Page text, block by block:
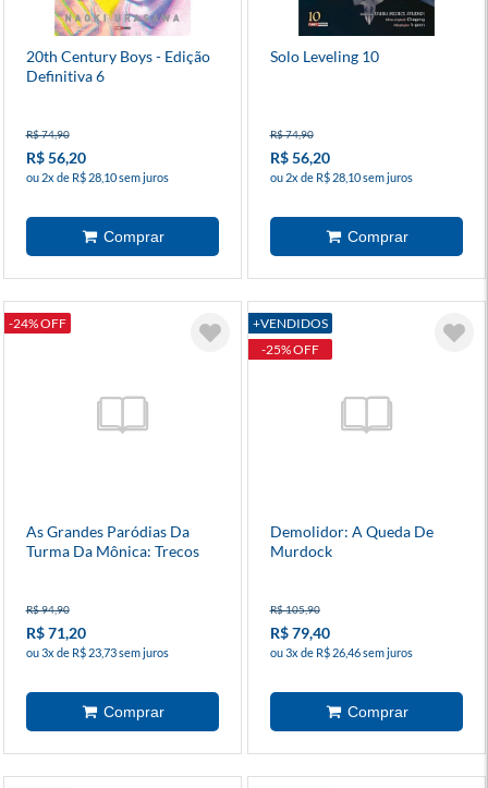
20th Century Boys - Edição
Definitiva 6
R$ 74,90
R$ 56,20
ou 2x de R$ 28,10 sem juros
Solo Leveling 10
R$ 74,90
R$ 56,20
ou 2x de R$ 28,10 sem juros
-24% OFF
As Grandes Paródias Da
Turma Da Mônica: Trecos
R$ 94,90
R$ 71,20
ou 3x de R$ 23,73 sem juros
+VENDIDOS
-25% OFF
Demolidor: A Queda De
Murdock
R$ 105,90
R$ 79,40
ou 3x de R$ 26,46 sem juros